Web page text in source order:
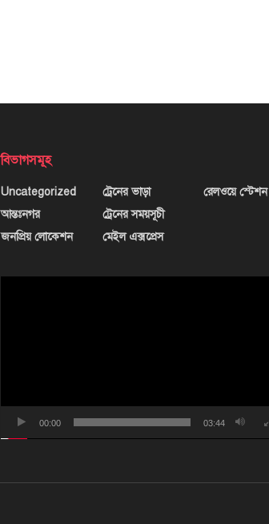
বিভাগসমূহ
Uncategorized
আন্তঃনগর
জনপ্রিয় লোকেশন
ট্রেনের ভাড়া
ট্রেনের সময়সূচী
মেইল এক্সপ্রেস
রেলওয়ে স্টেশন
00:00 03:44